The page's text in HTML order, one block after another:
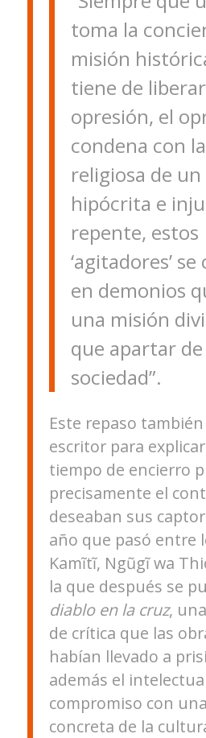
toma la
misión
tiene de
opresión, el
condena con
religiosa de un
hipócrita e
repente, estos
‘agitadores’
en demonios
una misión
que apartar de
sociedad”.
Este repaso
escritor para
tiempo de encierro
precisamente el
deseaban sus
año que pasó entre
Kamĩtĩ, Ngũgĩ wa
la que después se
diablo en la cruz,
de crítica que las
habían llevado a
además el
compromiso con
concreta de la